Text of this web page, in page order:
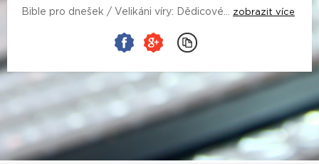
Bible pro dnešek / Velikáni víry: Dědicové... zobrazit více